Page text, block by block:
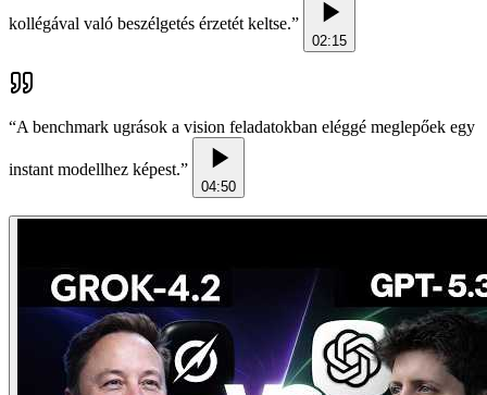
kollégával való beszélgetés érzetét keltse.”
02:15
“A benchmark ugrások a vision feladatokban eléggé meglepőek egy
instant modellhez képest.”
04:50